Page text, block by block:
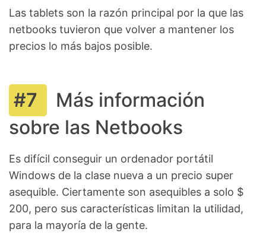
Las tablets son la razón principal por la que las
netbooks tuvieron que volver a mantener los
precios lo más bajos posible.
Más información
sobre las Netbooks
Es difícil conseguir un ordenador portátil
Windows de la clase nueva a un precio super
asequible. Ciertamente son asequibles a solo $
200, pero sus características limitan la utilidad,
para la mayoría de la gente.